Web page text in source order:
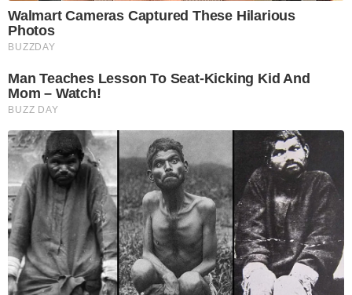
Walmart Cameras Captured These Hilarious
Photos
BUZZDAY
Man Teaches Lesson To Seat-Kicking Kid And
Mom – Watch!
BUZZ DAY